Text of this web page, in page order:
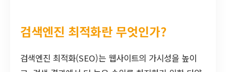
검색엔진 최적화란 무엇인가?
검색엔진 최적화(SEO)는 웹사이트의 가시성을 높이